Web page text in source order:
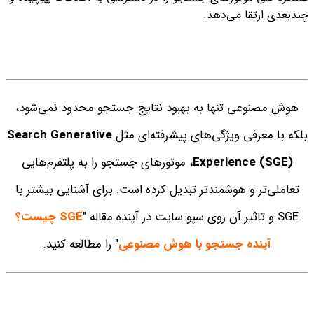
چندبعدی ارتقا می‌دهد.
هوش مصنوعی تنها به بهبود نتایج جستجو محدود نمی‌شود،
بلکه با معرفی ویژگی‌های پیشرفته‌ای مثلSearch Generative
Experience (SGE)، موتورهای جستجو را به پلتفرم‌هایی
تعاملی‌تر و هوشمندتر تبدیل کرده است. برای آشنایی بیشتر با
SGE و تاثیر آن روی سپو سایت در آینده مقاله "
SGE چیست؟
آینده جستجو با هوش مصنوعی" را مطالعه کنید.